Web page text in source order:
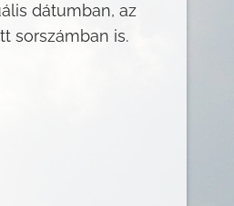
dátumban, az
sorszámban is.